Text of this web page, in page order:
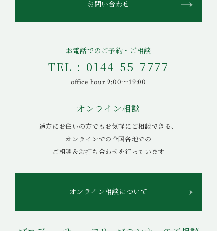
お問い合わせ
お電話でのご予約・ご相談
TEL : 0144-55-7777
office hour 9:00〜19:00
オンライン相談
遠方にお住いの方でもお気軽にご相談できる、
オンラインでの全国各地での
ご相談＆お打ち合わせを行っています
オンライン相談について